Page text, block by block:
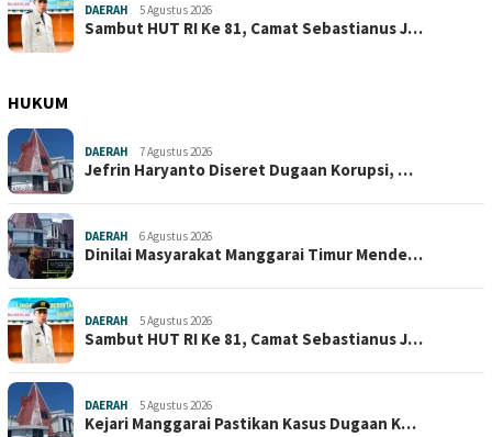
DAERAH 5 Agustus 2026
Sambut HUT RI Ke 81, Camat Sebastianus J…
HUKUM
DAERAH 7 Agustus 2026
Jefrin Haryanto Diseret Dugaan Korupsi, …
DAERAH 6 Agustus 2026
Dinilai Masyarakat Manggarai Timur Mende…
DAERAH 5 Agustus 2026
Sambut HUT RI Ke 81, Camat Sebastianus J…
DAERAH 5 Agustus 2026
Kejari Manggarai Pastikan Kasus Dugaan K…